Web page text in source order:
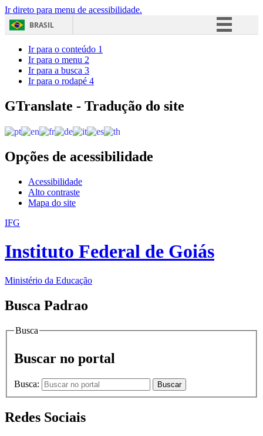
Ir direto para menu de acessibilidade.
BRASIL
Acesso à informação
Ir para o conteúdo 1
Ir para o menu 2
Ir para a busca 3
Ir para o rodapé 4
GTranslate - Tradução do site
Opções de acessibilidade
Acessibilidade
Alto contraste
Mapa do site
IFG
Instituto Federal de Goiás
Ministério da Educação
Busca Padrao
Busca
Buscar no portal
Busca: Buscar
Redes Sociais